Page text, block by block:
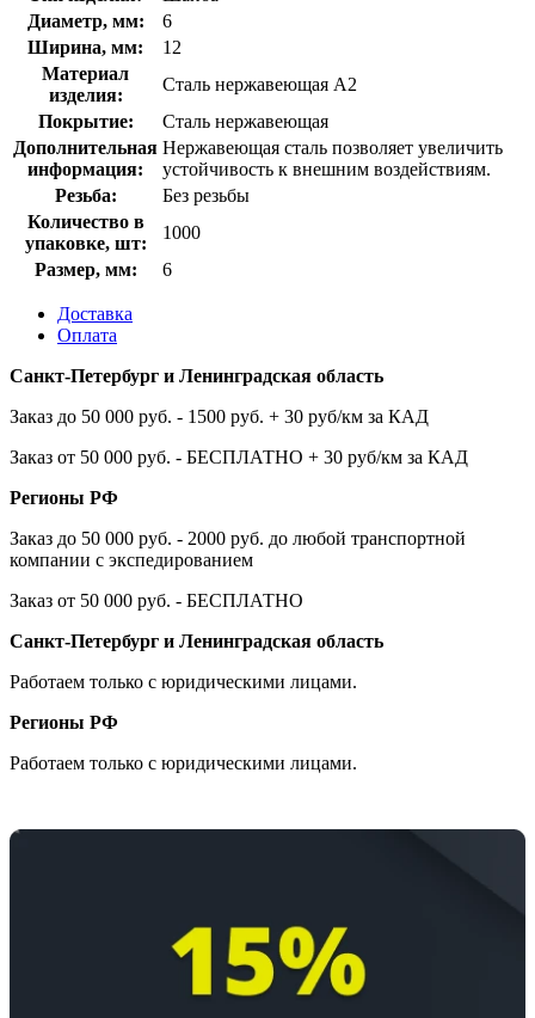
Диаметр, мм:
6
Ширина, мм:
12
Материал
изделия:
Сталь нержавеющая A2
Покрытие:
Сталь нержавеющая
Дополнительная
информация:
Нержавеющая сталь позволяет увеличить
устойчивость к внешним воздействиям.
Резьба:
Без резьбы
Количество в
упаковке, шт:
1000
Размер, мм:
6
Доставка
Оплата
Санкт-Петербург и Ленинградская область
Заказ до 50 000 руб. - 1500 руб. + 30 руб/км за КАД
Заказ от 50 000 руб. - БЕСПЛАТНО + 30 руб/км за КАД
Регионы РФ
Заказ до 50 000 руб. - 2000 руб. до любой транспортной
компании с экспедированием
Заказ от 50 000 руб. - БЕСПЛАТНО
Санкт-Петербург и Ленинградская область
Работаем только с юридическими лицами.
Регионы РФ
Работаем только с юридическими лицами.